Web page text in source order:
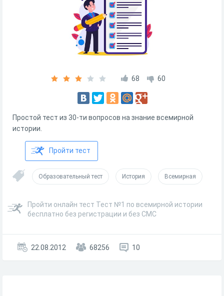
68 60
Простой тест из 30-ти вопросов на знание всемирной
истории.
Пройти тест
Образовательный тест История Всемирная
Пройти онлайн тест Тест №1 по всемирной истории
бесплатно без регистрации и без СМС
22.08.2012 68256 10